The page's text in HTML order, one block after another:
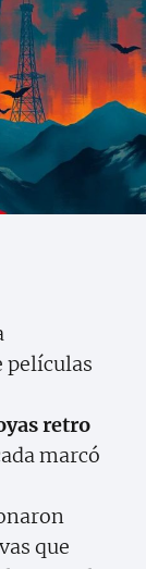
películas
retro
marcó
que